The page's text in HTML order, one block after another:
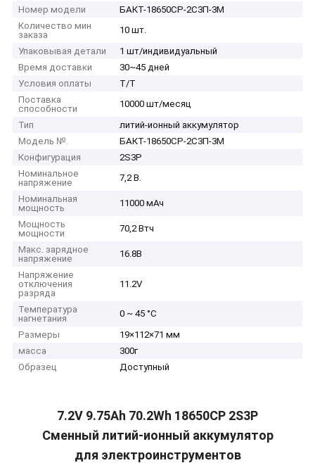
Номер модели
БАКТ-18650СР-2С3П-3М
Количество мин
заказа
10 шт.
Упаковывая детали
1 шт/индивидуальный
Время доставки
30~45 дней
Условия оплаты
Т/Т
Поставка
способности
10000 шт/месяц
Тип
литий-ионный аккумулятор
Модель №.
БАКТ-18650СР-2С3П-3М
Конфигурация
2S3P
Номинальное
напряжение
7,2 В.
Номинальная
мощность
11000 мАч
Мощность
мощности
70,2 Втч
Макс. зарядное
напряжение
16.8В
Напряжение
отключения
разряда
11.2V
Температура
нагнетания
0 ~ 45 °C
Размеры
19×112×71 мм
масса
300г
Образец
Доступный
7.2V 9.75Ah 70.2Wh 18650CP 2S3P
Сменный литий-ионный аккумулятор
для электроинструментов